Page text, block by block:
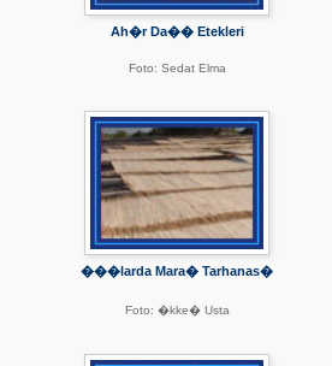
Ah�r Da�� Etekleri
Foto: Sedat Elma
���larda Mara� Tarhanas�
Foto: �kke� Usta